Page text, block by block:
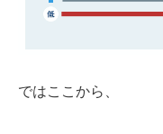
ではここから、